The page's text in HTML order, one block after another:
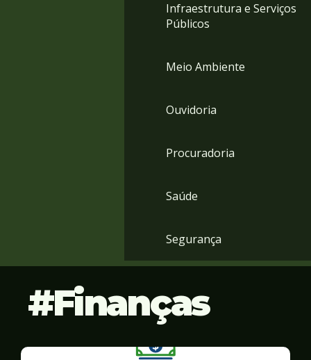
Infraestrutura e Serviços
Públicos
Meio Ambiente
Ouvidoria
Procuradoria
Saúde
Segurança
Finanças